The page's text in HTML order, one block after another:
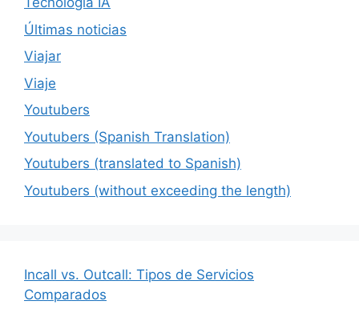
Últimas noticias
Viajar
Viaje
Youtubers
Youtubers (Spanish Translation)
Youtubers (translated to Spanish)
Youtubers (without exceeding the length)
Incall vs. Outcall: Tipos de Servicios
Comparados